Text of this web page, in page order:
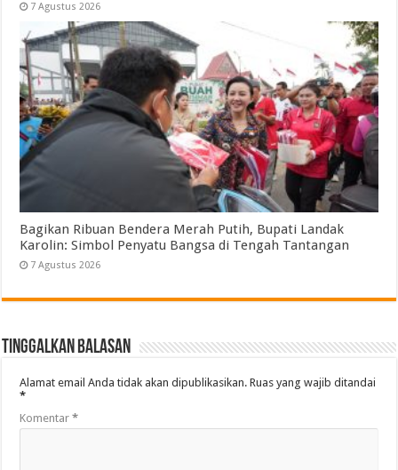
7 Agustus 2026
Bagikan Ribuan Bendera Merah Putih, Bupati Landak
Karolin: Simbol Penyatu Bangsa di Tengah Tantangan
7 Agustus 2026
Tinggalkan Balasan
Alamat email Anda tidak akan dipublikasikan. Ruas yang wajib ditandai
*
Komentar*